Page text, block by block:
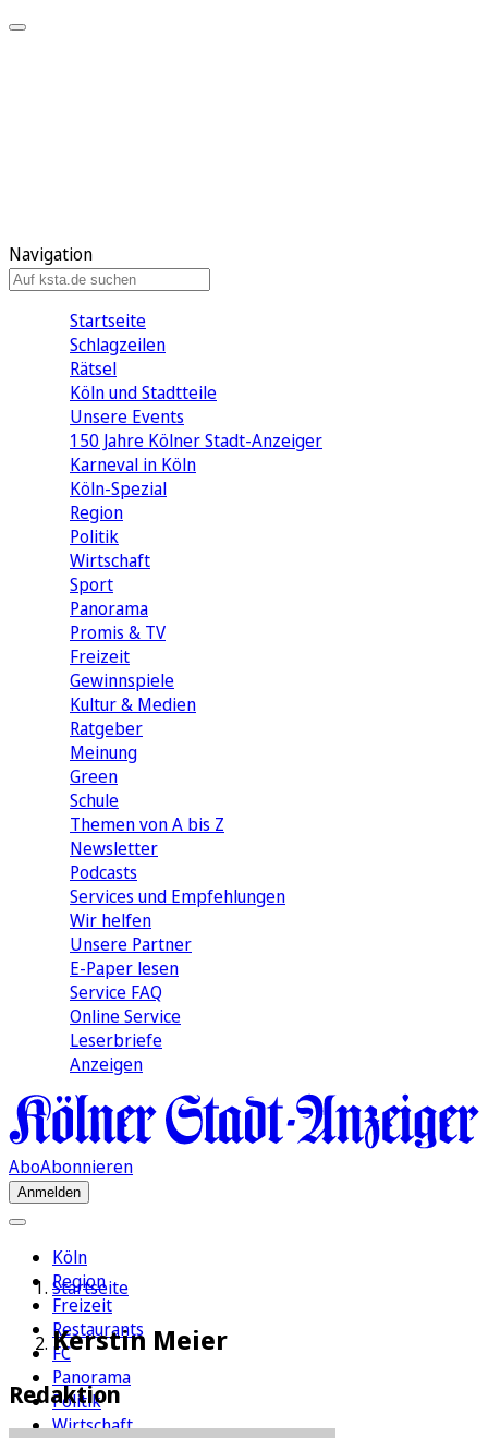
Navigation
Startseite
Schlagzeilen
Rätsel
Köln und Stadtteile
Unsere Events
150 Jahre Kölner Stadt-Anzeiger
Karneval in Köln
Köln-Spezial
Region
Politik
Wirtschaft
Sport
Panorama
Promis & TV
Freizeit
Gewinnspiele
Kultur & Medien
Ratgeber
Meinung
Green
Schule
Themen von A bis Z
Newsletter
Podcasts
Services und Empfehlungen
Wir helfen
Unsere Partner
E-Paper lesen
Service FAQ
Online Service
Leserbriefe
Anzeigen
AboAbonnieren
Anmelden
Köln
Region
Freizeit
Restaurants
FC
Panorama
Politik
Wirtschaft
Startseite
Kerstin Meier
Redaktion